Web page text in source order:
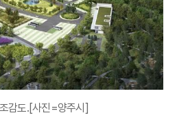
감도.[사진=양주시]